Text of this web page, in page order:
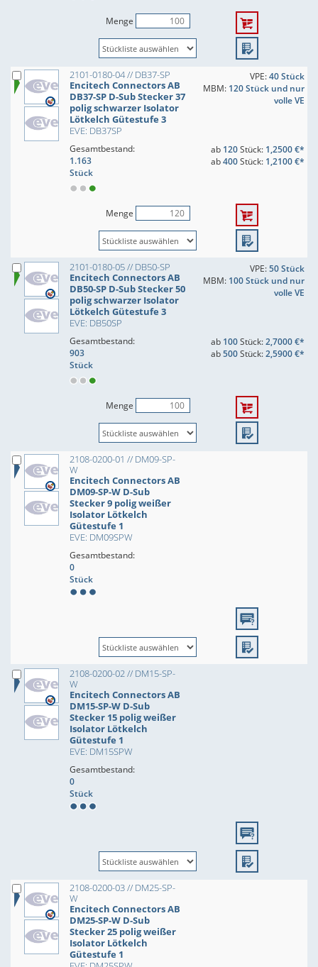
Menge
2101-0180-04 // DB37-SP
Encitech Connectors AB
DB37-SP D-Sub Stecker 37
polig schwarzer Isolator
Lötkelch Gütestufe 3
EVE: DB37SP
VPE:40 Stück
MBM: 120 Stück und nur
volle VE
Gesamtbestand:
1.163
Stück
ab 120Stück: 1,2500 €*
ab400Stück: 1,2100 €*
Menge
2101-0180-05 // DB50-SP
Encitech Connectors AB
DB50-SP D-Sub Stecker 50
polig schwarzer Isolator
Lötkelch Gütestufe 3
EVE: DB50SP
VPE:50 Stück
MBM: 100 Stück und nur
volle VE
Gesamtbestand:
903
Stück
ab 100Stück:2,7000 €*
ab500Stück:2,5900 €*
Menge
2108-0200-01 // DM09-SP-
W
Encitech Connectors AB
DM09-SP-W D-Sub
Stecker 9 polig weißer
Isolator Lötkelch
Gütestufe 1
EVE: DM09SPW
Gesamtbestand:
0
Stück
2108-0200-02 // DM15-SP-
W
Encitech Connectors AB
DM15-SP-W D-Sub
Stecker 15 polig weißer
Isolator Lötkelch
Gütestufe 1
EVE: DM15SPW
Gesamtbestand:
0
Stück
2108-0200-03 // DM25-SP-
W
Encitech Connectors AB
DM25-SP-W D-Sub
Stecker 25 polig weißer
Isolator Lötkelch
Gütestufe 1